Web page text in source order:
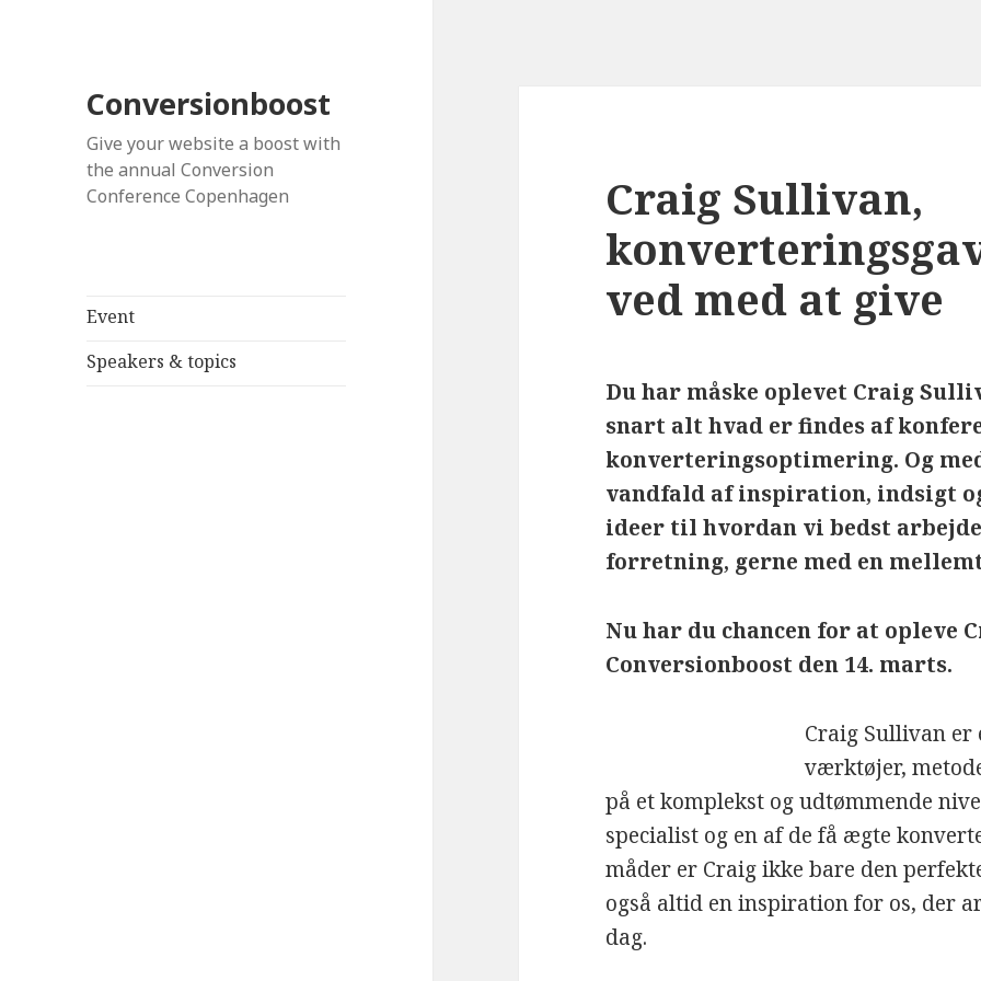
Conversionboost
Give your website a boost with
the annual Conversion
Conference Copenhagen
Event
Speakers & topics
Craig Sullivan,
ved med at give
Du har måske oplevet Craig
snart alt hvad er findes af
konverteringsoptimering. Og
vandfald af inspiration, indsigt
ideer til hvordan vi bedst
forretning, gerne med en
Nu har du chancen for at opleve
Conversionboost den 14. marts.
Craig Sullivan
værktøjer,
på et komplekst og udtømmende
specialist og en af de få ægte
måder er Craig ikke bare den
også altid en inspiration for os, der
dag.